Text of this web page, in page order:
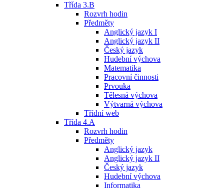
Třída 3.B
Rozvrh hodin
Předměty
Anglický jazyk I
Anglický jazyk II
Český jazyk
Hudební výchova
Matematika
Pracovní činnosti
Prvouka
Tělesná výchova
Výtvarná výchova
Třídní web
Třída 4.A
Rozvrh hodin
Předměty
Anglický jazyk
Anglický jazyk II
Český jazyk
Hudební výchova
Informatika